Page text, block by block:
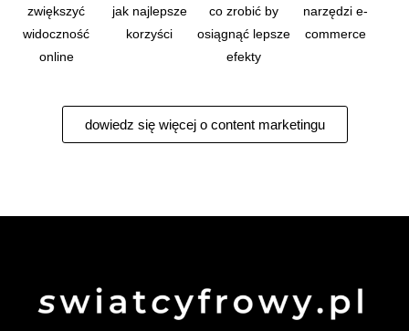
zwiększyć
widoczność
online
jak najlepsze
korzyści
co zrobić by
osiągnąć lepsze
efekty
narzędzi e-
commerce
dowiedz się więcej o content marketingu